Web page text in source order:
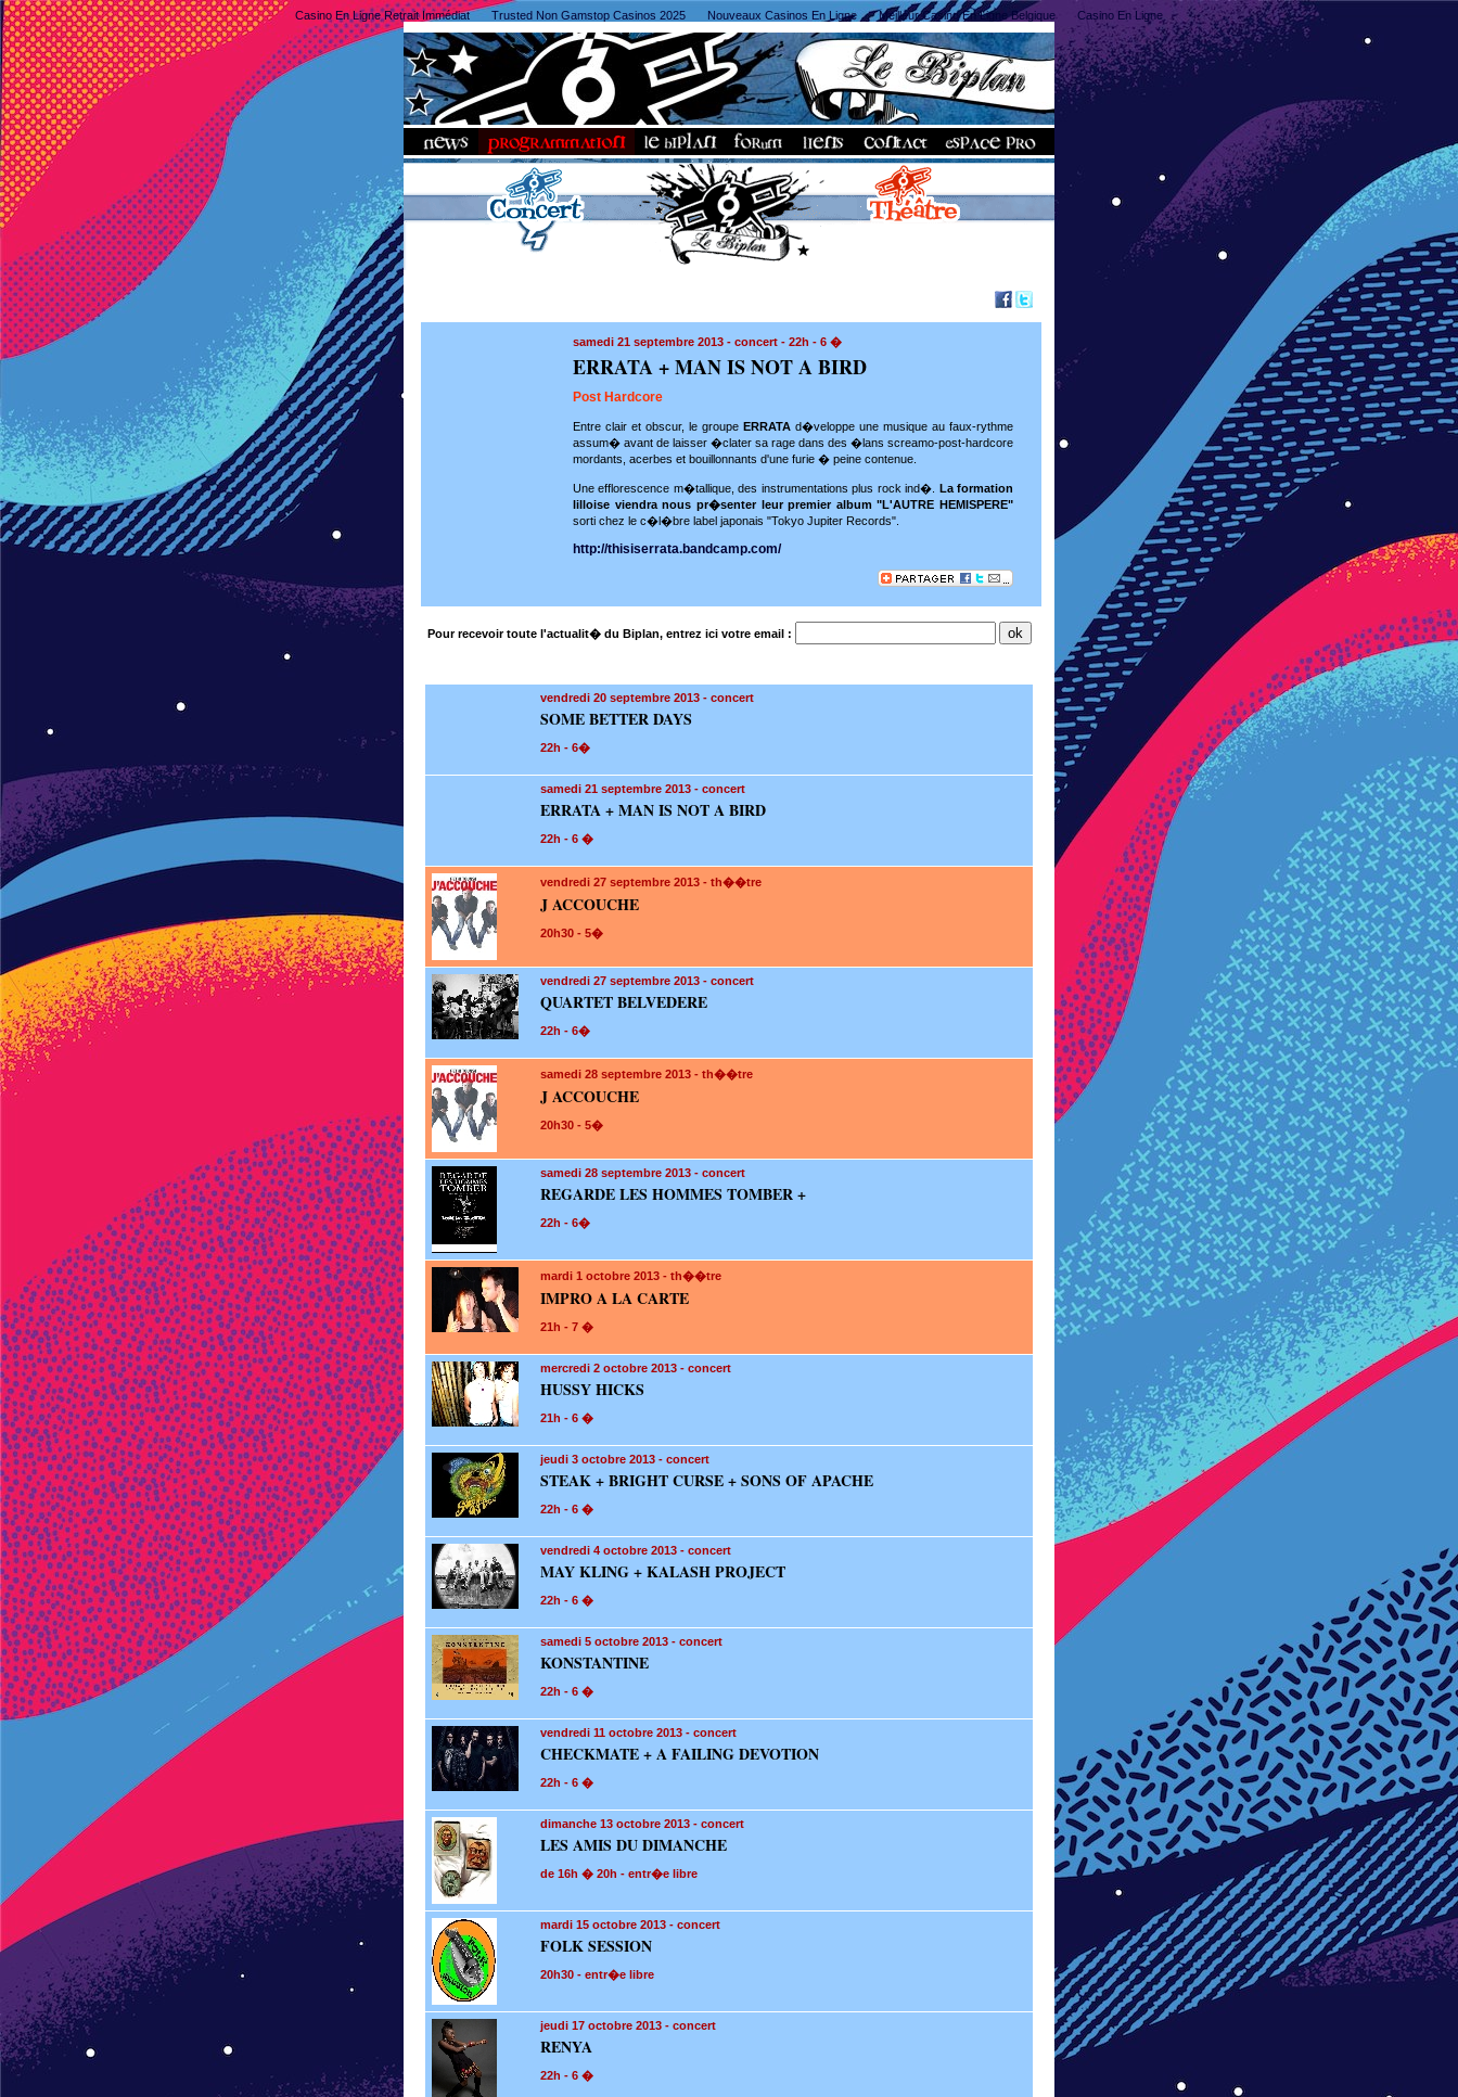
Casino En Ligne Retrait Immédiat Trusted Non Gamstop Casinos 2025 Nouveaux Casinos En Ligne Meilleur Casino En Ligne Belgique Casino En Ligne
samedi 21 septembre 2013 - concert - 22h - 6 �
ERRATA + MAN IS NOT A BIRD
Post Hardcore
Entre clair et obscur, le groupe ERRATA d�veloppe une musique au faux-rythme
assum� avant de laisser �clater sa rage dans des �lans screamo-post-hardcore
mordants, acerbes et bouillonnants d'une furie � peine contenue.
Une efflorescence m�tallique, des instrumentations plus rock ind�. La formation
lilloise viendra nous pr�senter leur premier album "L'AUTRE HEMISPERE"
sorti chez le c�l�bre label japonais "Tokyo Jupiter Records".
http://thisiserrata.bandcamp.com/
Pour recevoir toute l'actualit� du Biplan, entrez ici votre email :
vendredi 20 septembre 2013 - concert
SOME BETTER DAYS
22h - 6�
samedi 21 septembre 2013 - concert
ERRATA + MAN IS NOT A BIRD
22h - 6 �
vendredi 27 septembre 2013 - th��tre
J ACCOUCHE
20h30 - 5�
vendredi 27 septembre 2013 - concert
QUARTET BELVEDERE
22h - 6�
samedi 28 septembre 2013 - th��tre
J ACCOUCHE
20h30 - 5�
samedi 28 septembre 2013 - concert
REGARDE LES HOMMES TOMBER +
22h - 6�
mardi 1 octobre 2013 - th��tre
IMPRO A LA CARTE
21h - 7 �
mercredi 2 octobre 2013 - concert
HUSSY HICKS
21h - 6 �
jeudi 3 octobre 2013 - concert
STEAK + BRIGHT CURSE + SONS OF APACHE
22h - 6 �
vendredi 4 octobre 2013 - concert
MAY KLING + KALASH PROJECT
22h - 6 �
samedi 5 octobre 2013 - concert
KONSTANTINE
22h - 6 �
vendredi 11 octobre 2013 - concert
CHECKMATE + A FAILING DEVOTION
22h - 6 �
dimanche 13 octobre 2013 - concert
LES AMIS DU DIMANCHE
de 16h � 20h - entr�e libre
mardi 15 octobre 2013 - concert
FOLK SESSION
20h30 - entr�e libre
jeudi 17 octobre 2013 - concert
RENYA
22h - 6 �